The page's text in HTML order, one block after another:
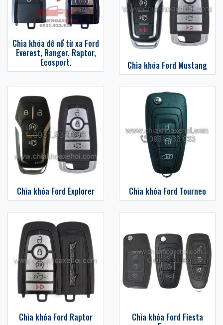
Chìa khóa đề nổ từ xa Ford
Everest, Ranger, Raptor,
Ecosport. Chìa khóa Ford Mustang
Chìa khóa Ford Explorer Chìa khóa Ford Tourneo
Chìa khóa Ford Raptor Chìa khóa Ford Fiesta